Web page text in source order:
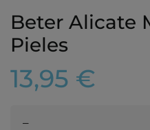
Beter Alicate
Pieles
13,95 €
–